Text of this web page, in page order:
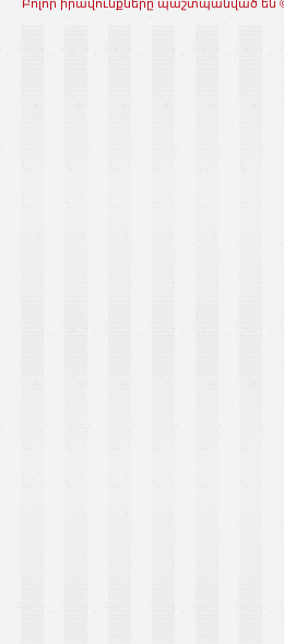
Բոլոր իրավունքները պաշտպանված են ©